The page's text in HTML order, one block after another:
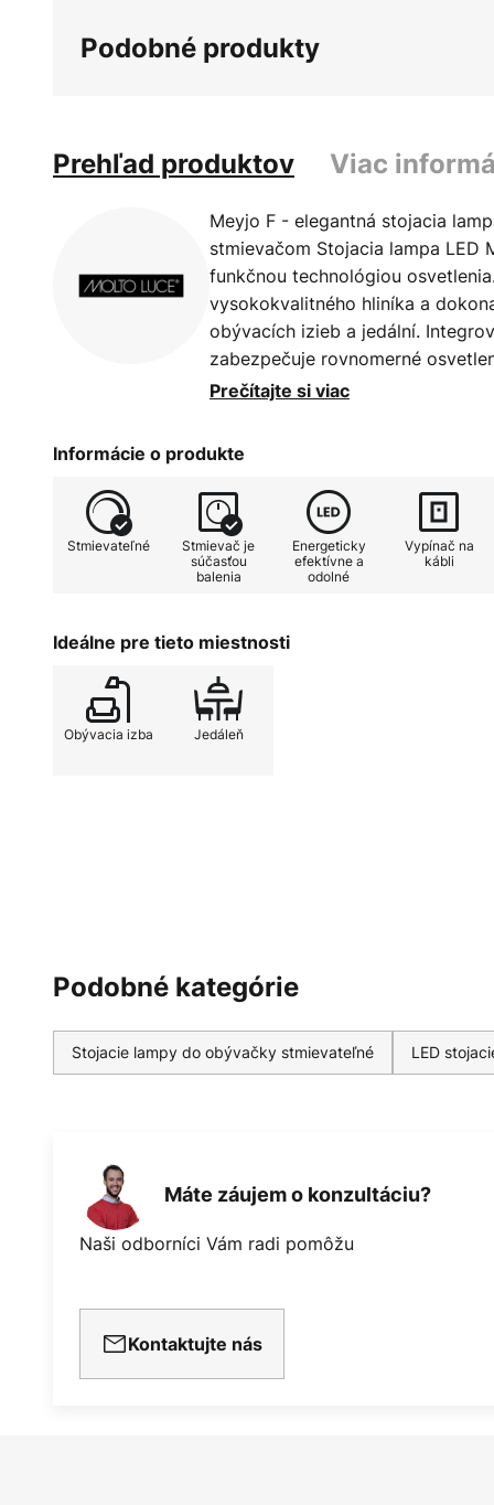
obrázkov
Podobné produkty
Prehľad produktov Viac
Meyjo F - elegantná stojacia
stmievačom Stojacia lampa LED
funkčnou technológiou
vysokokvalitného hliníka a
obývacích izieb a jedální.
zabezpečuje rovnomerné
je nielen príjemné pre oči, ale aj
umožňuje individuálne
uvoľnenú atmosféru, alebo o
regulovať podľa potreby.
životnosť, ale aj energeticky
modernému štýlu je stojacia
v každej miestnosti a zároveň
Prečítajte si viac
Informácie o produkte
Stmievateľné
Stmievač je
súčasťou
balenia
Energeticky
efektívne a
odolné
Vypínač na
kábli
Ideálne pre tieto miestnosti
Obývacia izba Jedáleň
Podobné kategórie
Stojacie lampy do obývačky stmievateľné LED
Máte záujem o konzultáciu?
Naši odborníci Vám radi pomôžu
Kontaktujte nás